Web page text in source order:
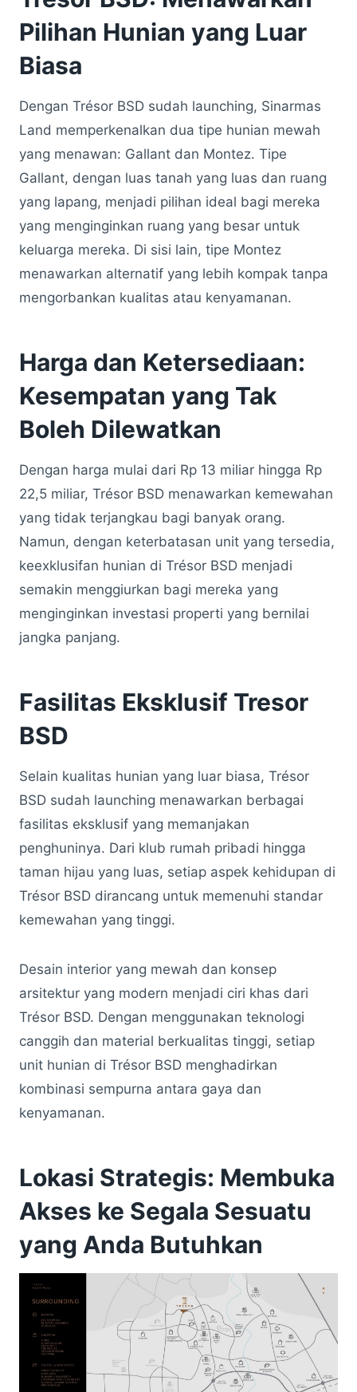
Pilihan Hunian yang Luar
Biasa
Dengan Trésor BSD sudah launching, Sinarmas
Land memperkenalkan dua tipe hunian mewah
yang menawan: Gallant dan Montez. Tipe
Gallant, dengan luas tanah yang luas dan ruang
yang lapang, menjadi pilihan ideal bagi mereka
yang menginginkan ruang yang besar untuk
keluarga mereka. Di sisi lain, tipe Montez
menawarkan alternatif yang lebih kompak tanpa
mengorbankan kualitas atau kenyamanan.
Harga dan Ketersediaan:
Kesempatan yang Tak
Boleh Dilewatkan
Dengan harga mulai dari Rp 13 miliar hingga Rp
22,5 miliar, Trésor BSD menawarkan kemewahan
yang tidak terjangkau bagi banyak orang.
Namun, dengan keterbatasan unit yang tersedia,
keexklusifan hunian di Trésor BSD menjadi
semakin menggiurkan bagi mereka yang
menginginkan investasi properti yang bernilai
jangka panjang.
Fasilitas Eksklusif Tresor
BSD
Selain kualitas hunian yang luar biasa, Trésor
BSD sudah launching menawarkan berbagai
fasilitas eksklusif yang memanjakan
penghuninya. Dari klub rumah pribadi hingga
taman hijau yang luas, setiap aspek kehidupan di
Trésor BSD dirancang untuk memenuhi standar
kemewahan yang tinggi.
Desain interior yang mewah dan konsep
arsitektur yang modern menjadi ciri khas dari
Trésor BSD. Dengan menggunakan teknologi
canggih dan material berkualitas tinggi, setiap
unit hunian di Trésor BSD menghadirkan
kombinasi sempurna antara gaya dan
kenyamanan.
Lokasi Strategis: Membuka
Akses ke Segala Sesuatu
yang Anda Butuhkan